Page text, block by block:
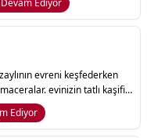
Devam Ediyor
evreni keşfederken
tatlı kaşifi
Ediyor